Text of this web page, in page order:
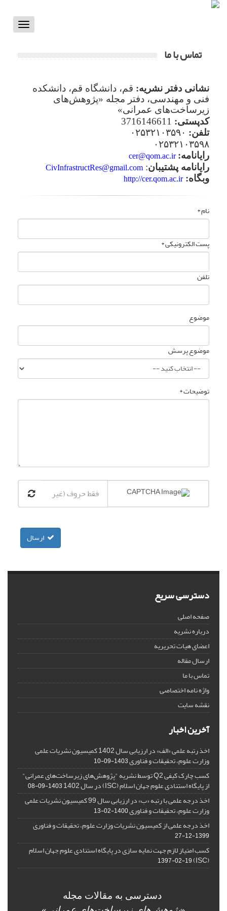
Toggle
تماس با ما
نشانی دفتر نشریه: قم، دانشگاه قم، دانشکده
فنی و مهندسی، دفتر مجله «پژوهش‌های
زیرساخت‌های عمرانی»
کدپستی:
تلفن: ۰۲۵۳۲۱۰۳۵۹۰
۰۲۵۳۲۱۰۳۵۹۸
رایانامه: cer@qom.ac.ir
رایانامه پشتیبان:
CivInfrastructRes@gmail.com
وبگاه: http://cer.qom.ac.ir
نام *
پست الکترونیکی *
تلفن
موضوع
موضوع پرسش
توضیحات *
ارسال
دسترسی سریع
صفحه اصلی
درباره نشریه
اعضای هیات تحریریه
ارسال مقاله
تماس با ما
واژه نامه اختصاصی
نقشه سایت
آخرین اخبار
اخذ رتبه علمی «الف» در ارزیابی سال 1402 کمیسیون نشریات علمی
وزارت علوم، تحقیقات و فناوری1403-09-10
کسب چارک کیفی Q2 توسط نشریه "پژوهش‌های زیرساخت‌های عمرانی"
از پایگاه استنادی علوم جهان اسلام (ISC) در سال 1402 1403-09-08
اخذ درجه علمی با رتبه «ب» در ارزیابی سال 99 کمیسیون نشریات علمی
وزارت علوم، تحقیقات و فناوری1400-02-13
اخذ درجه علمی از کمیسیون نشریات وزارت علوم، تحقیقات و فناوری
1399-12-27
کسب امتیاز لازم جهت نمایه سازی در پایگاه استنادی علوم جهان اسلام
(ISC)
1397-02-19
دسترسی به مقالات مجله